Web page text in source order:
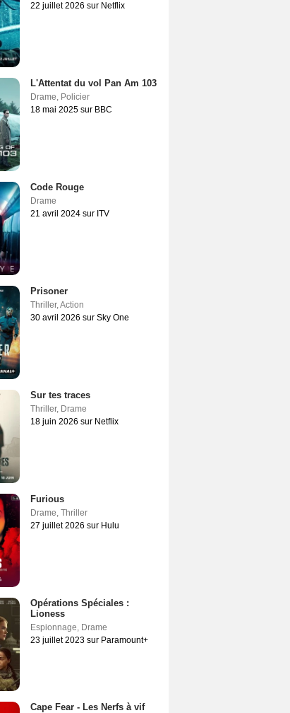
22 juillet 2026 sur Netflix
L'Attentat du vol Pan Am 103
Drame, Policier
18 mai 2025 sur BBC
Code Rouge
Drame
21 avril 2024 sur ITV
Prisoner
Thriller,Action
30 avril 2026 sur Sky One
Sur tes traces
Thriller, Drame
18 juin 2026 sur Netflix
Furious
Drame, Thriller
27 juillet 2026 sur Hulu
Opérations Spéciales :
Lioness
Espionnage, Drame
23 juillet 2023 sur Paramount+
Cape Fear - Les Nerfs à vif